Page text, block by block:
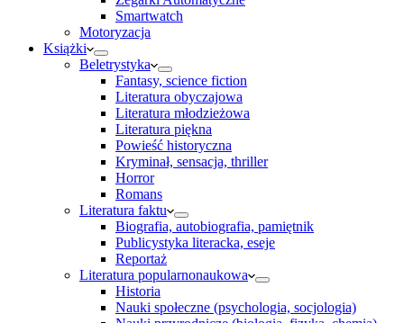
Smartwatch
Motoryzacja
Książki
Beletrystyka
Fantasy, science fiction
Literatura obyczajowa
Literatura młodzieżowa
Literatura piękna
Powieść historyczna
Kryminał, sensacja, thriller
Horror
Romans
Literatura faktu
Biografia, autobiografia, pamiętnik
Publicystyka literacka, eseje
Reportaż
Literatura popularnonaukowa
Historia
Nauki społeczne (psychologia, socjologia)